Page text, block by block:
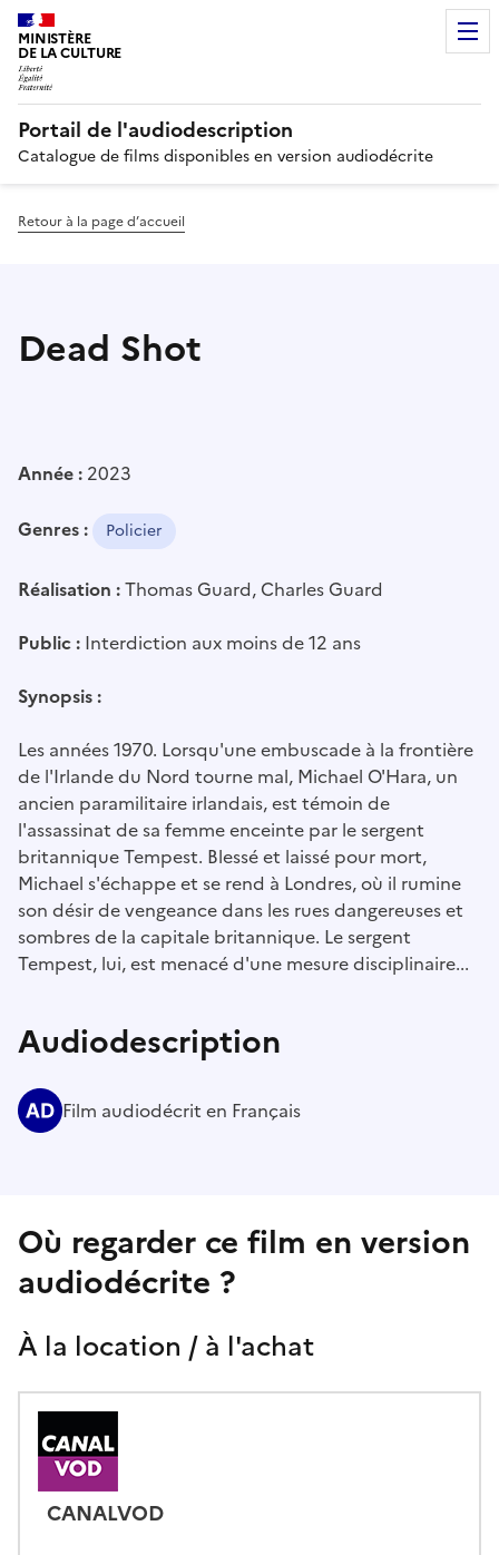
MINISTÈRE
DE LA CULTURE
Portail de l'audiodescription
Catalogue de films disponibles en version audiodécrite
Retour à la page d’accueil
Dead Shot
Année : 2023
Genres : Policier
Réalisation :Thomas Guard, Charles Guard
Public : Interdiction aux moins de 12 ans
Synopsis :
Les années 1970. Lorsqu'une embuscade à la frontière
de l'Irlande du Nord tourne mal, Michael O'Hara, un
ancien paramilitaire irlandais, est témoin de
l'assassinat de sa femme enceinte par le sergent
britannique Tempest. Blessé et laissé pour mort,
Michael s'échappe et se rend à Londres, où il rumine
son désir de vengeance dans les rues dangereuses et
sombres de la capitale britannique. Le sergent
Tempest, lui, est menacé d'une mesure disciplinaire...
Audiodescription
Film audiodécrit en Français
Où regarder ce film en version
audiodécrite ?
À la location / à l'achat
CANALVOD